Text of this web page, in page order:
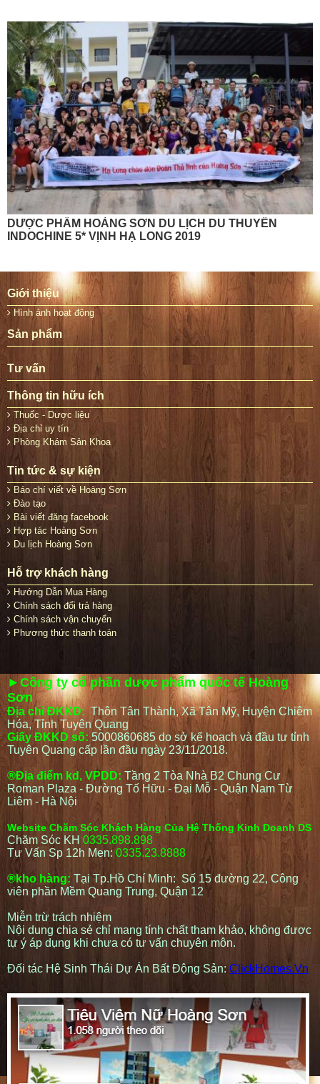
DƯỢC PHẨM HOÀNG SƠN DU LỊCH DU THUYỀN
INDOCHINE 5* VỊNH HẠ LONG 2019
Giới thiệu
Hình ảnh hoạt động
Sản phẩm
Tư vấn
Thông tin hữu ích
Thuốc - Dược liệu
Địa chỉ uy tín
Phòng Khám Sản Khoa
Tin tức & sự kiện
Báo chí viết về Hoàng Sơn
Đào tạo
Bài viết đăng facebook
Hợp tác Hoàng Sơn
Du lịch Hoàng Sơn
Hỗ trợ khách hàng
Hướng Dẫn Mua Hàng
Chính sách đổi trả hàng
Chính sách vận chuyển
Phương thức thanh toán
►Công ty cổ phần dược phẩm quốc tế Hoàng
Sơn
Địa chỉ ĐKKD: Thôn Tân Thành, Xã Tân Mỹ, Huyện Chiêm
Hóa, Tỉnh Tuyên Quang
Giấy ĐKKD số: 5000860685 do sở kế hoạch và đầu tư tỉnh
Tuyên Quang cấp lần đầu ngày 23/11/2018.
®Địa điểm kd, VPDD: Tầng 2 Tòa Nhà B2 Chung Cư
Roman Plaza - Đường Tố Hữu - Đại Mỗ - Quận Nam Từ
Liêm - Hà Nội
Website Chăm Sóc Khách Hàng Của Hệ Thống Kinh Doanh DS
Chăm Sóc KH 0335.898.898
Tư Vấn Sp 12h Men:0335.23.8888
®kho hàng: Tại Tp.Hồ Chí Minh: Số 15 đường 22, Công
viên phần Mềm Quang Trung, Quận 12
Miễn trừ trách nhiệm
Nội dung chia sẻ chỉ mang tính chất tham khảo, không được
tự ý áp dụng khi chưa có tư vấn chuyên môn.
Đối tác Hệ Sinh Thái Dự Án Bất Động Sản: ClickHomes.Vn